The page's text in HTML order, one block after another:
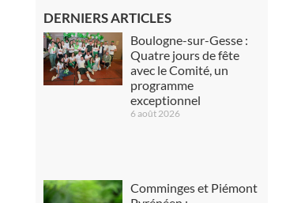
DERNIERS ARTICLES
Boulogne-sur-Gesse :
Quatre jours de fête
avec le Comité, un
programme
exceptionnel
6 août 2026
Comminges et Piémont